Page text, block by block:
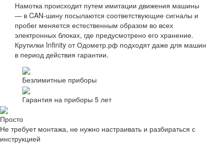
Намотка происходит путем имитации движения машины
— в CAN-шину посылаются соответствующие сигналы и
пробег меняется естественным образом во всех
электронных блоках, где предусмотрено его хранение.
Крутилки Infinity от Одометр.рф подходят даже для машин
в период действия гарантии.
Безлимитные приборы
Гарантия на приборы 5 лет
Просто
Не требует монтажа, не нужно настраивать и разбираться с
инструкцией